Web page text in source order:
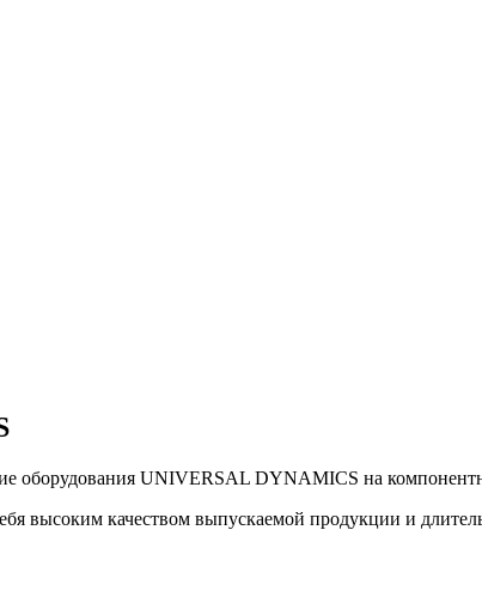
оборудования UNIVERSAL DYNAMICS на
высоким качеством выпускаемой продукции и